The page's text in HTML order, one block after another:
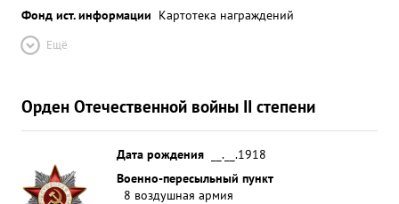
Фонд ист. информации Картотека награждений
Ещё
Орден Отечественной войны II степени
Дата рождения
__.__.1918
Военно-пересыльный пункт
8 воздушная армия